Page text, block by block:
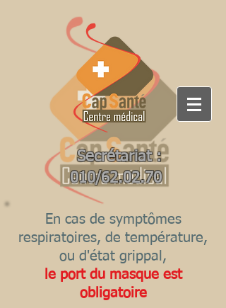
Secrétariat :
010/62.02.70
En cas de symptômes
respiratoires, de température,
ou d'état grippal,
le port du masque est
obligatoire